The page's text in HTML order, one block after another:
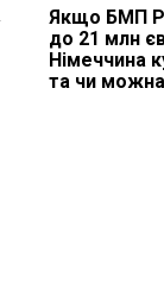
Якщо БМП
до 21 млн
Німеччина
та чи